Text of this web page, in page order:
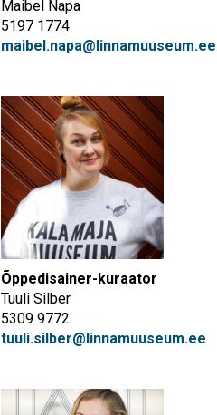
Maibel Napa
5197 1774
maibel.napa@linnamuuseum.ee
Õppedisainer-kuraator
Tuuli Silber
5309 9772
tuuli.silber@linnamuuseum.ee